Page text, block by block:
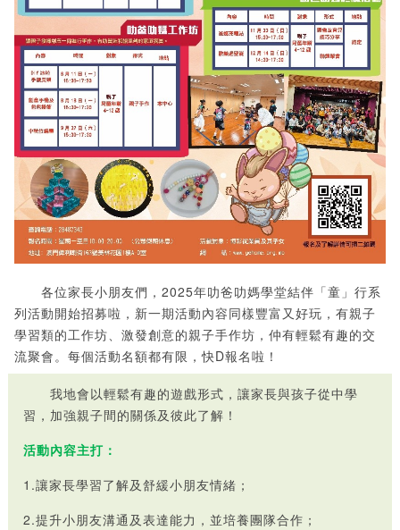
各位家長小朋友們，2025年叻爸叻媽學堂結伴「童」行系
列活動開始招募啦，新一期活動內容同樣豐富又好玩，有親子
學習類的工作坊、激發創意的親子手作坊，仲有輕鬆有趣的交
流聚會。每個活動名額都有限，快D報名啦！
我地會以輕鬆有趣的遊戲形式，讓家長與孩子從中學
習，加強親子間的關係及彼此了解！
活動內容主打：
1.讓家長學習了解及舒緩小朋友情緒；
2.提升小朋友溝通及表達能力，並培養團隊合作；